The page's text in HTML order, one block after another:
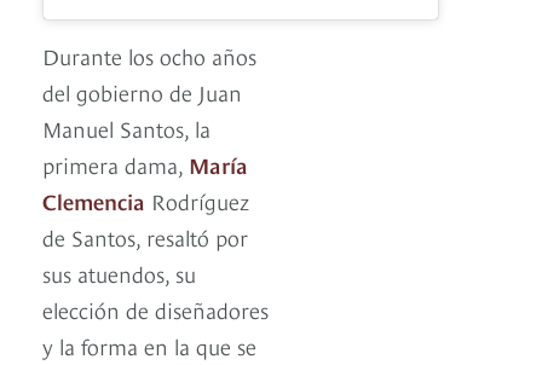
Durante los ocho años
del gobierno de Juan
Manuel Santos, la
primera dama, María
Clemencia Rodríguez
de Santos, resaltó por
sus atuendos, su
elección de diseñadores
y la forma en la que se